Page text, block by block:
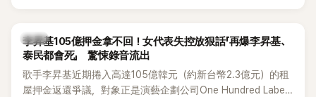
韓星
李昇基105億押金拿不回！女代表失控放狠話「再爆李昇基、
泰民都會死」 驚悚錄音流出
歌手李昇基近期捲入高達105億韓元（約新台幣2.3億元）的租
屋押金返還爭議，對象正是演藝企劃公司One Hundred Label